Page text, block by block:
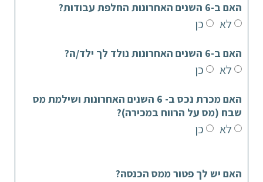
האם ב-6 השנים האחרונות החלפת עבודות?
לא כן
האם ב-6 השנים האחרונות נולד לך ילד/ה?
לא כן
האם מכרת נכס ב- 6 השנים האחרונות ושילמת מס
שבח (מס על הרווח במכירה)?
לא כן
האם יש לך פטור ממס הכנסה?